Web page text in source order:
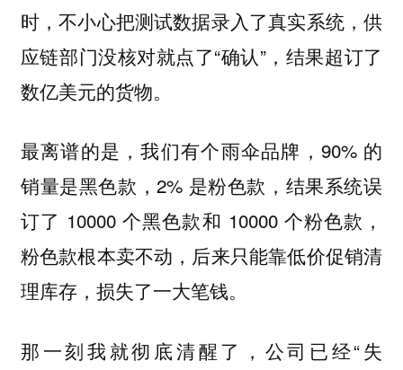
时，不小心把测试数据录入了真实系统，供
应链部门没核对就点了“确认”，结果超订了
数亿美元的货物。
最离谱的是，我们有个雨伞品牌，90% 的
销量是黑色款，2% 是粉色款，结果系统误
订了 10000 个黑色款和 10000 个粉色款，
粉色款根本卖不动，后来只能靠低价促销清
理库存，损失了一大笔钱。
那一刻我就彻底清醒了，公司已经“失